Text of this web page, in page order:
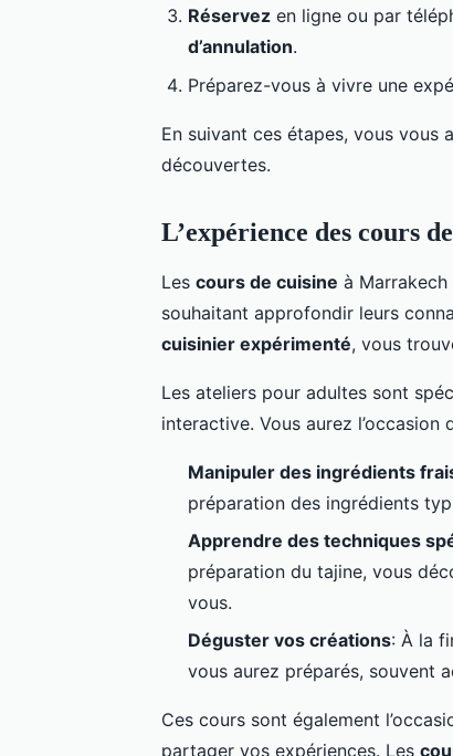
Réservez en ligne ou par
d’annulation.
Préparez-vous à vivre une
En suivant ces étapes, vous vous
découvertes.
L’expérience des cours
Les cours de cuisine à
souhaitant approfondir leurs
cuisinier expérimenté, vous
Les ateliers pour adultes sont
interactive. Vous aurez l’occasion
Manipuler des ingrédients
préparation des ingrédients
Apprendre des techniques
préparation du tajine, vous
vous.
Déguster vos créations: À la
vous aurez préparés, souvent
Ces cours sont également
partager vos expériences. Les